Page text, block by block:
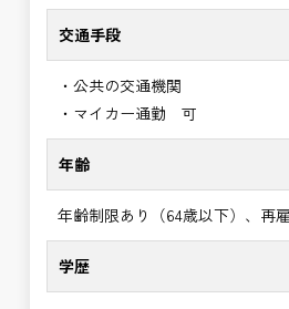
交通手段
・公共の交通機関
・マイカー通勤 可
年齢
年齢制限あり（64歳以下）、再
学歴